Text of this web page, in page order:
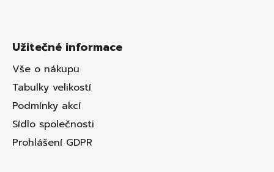
Užitečné informace
Vše o nákupu
Tabulky velikostí
Podmínky akcí
Sídlo společnosti
Prohlášení GDPR